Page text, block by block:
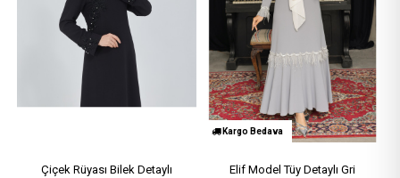
Çiçek Rüyası Bilek Detaylı
Kargo Bedava
Elif Model Tüy Detaylı Gri